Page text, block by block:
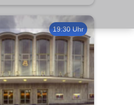
19:30 Uhr